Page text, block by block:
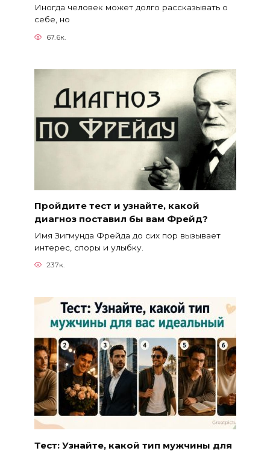
Иногда человек может долго рассказывать о
себе, но
67.6к.
Пройдите тест и узнайте, какой
диагноз поставил бы вам Фрейд?
Имя Зигмунда Фрейда до сих пор вызывает
интерес, споры и улыбку.
237к.
Тест: Узнайте, какой тип мужчины для